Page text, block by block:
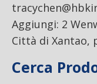
Aggiungi: 2
Città di Xantao,
Cerca